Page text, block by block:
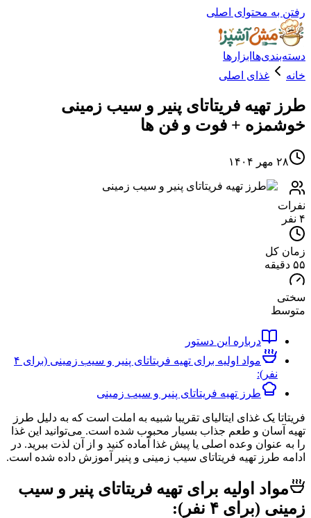
محتوای اصلی
ابزارها
غذای اصلی
فریتاتای پنیر و سیب زمینی
+ فوت و فن ها
درباره این دستور
مواد اولیه برای تهیه فریتاتای پنیر و سیب زمینی (برای ۴
طرز تهیه فریتاتای پنیر و سیب زمینی
یک غذای ایتالیای تقریبا شبیه به املت است که به دلیل طرز
و طعم جذاب بسیار محبوب شده است. می‌توانید این غذا
وعده اصلی یا پیش غذا آماده کنید و از آن لذت ببرید. در
طرز تهیه فریتاتای سیب زمینی و پنیر آموزش داده شده است.
اولیه برای تهیه فریتاتای پنیر و سیب
۴ نفر):